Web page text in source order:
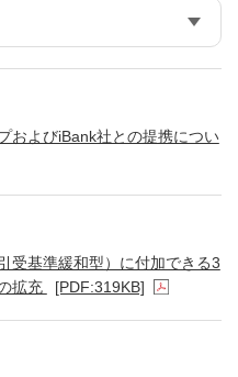
およびiBank社との提携につい
受基準緩和型）に付加できる3
拡充
[PDF:319KB]